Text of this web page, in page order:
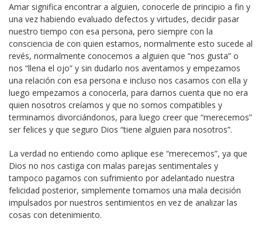
Amar significa encontrar a alguien, conocerle de principio a fin y
una vez habiendo evaluado defectos y virtudes, decidir pasar
nuestro tiempo con esa persona, pero siempre con la
consciencia de con quien estamos, normalmente esto sucede al
revés, normalmente conocemos a alguien que “nos gusta” o
nos “llena el ojo” y sin dudarlo nos aventamos y empezamos
una relación con esa persona e incluso nos casamos con ella y
luego empezamos a conocerla, para darnos cuenta que no era
quien nosotros creíamos y que no somos compatibles y
terminamos divorciándonos, para luego creer que “merecemos”
ser felices y que seguro Dios “tiene alguien para nosotros”.
La verdad no entiendo como aplique ese “merecemos”, ya que
Dios no nos castiga con malas parejas sentimentales y
tampoco pagamos con sufrimiento por adelantado nuestra
felicidad posterior, simplemente tomamos una mala decisión
impulsados por nuestros sentimientos en vez de analizar las
cosas con detenimiento.